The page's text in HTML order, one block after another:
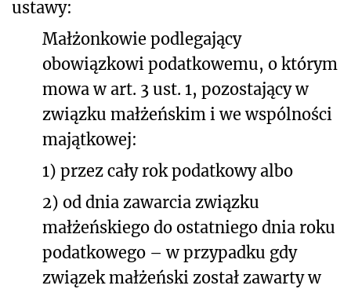
ustawy:
Małżonkowie podlegający
obowiązkowi podatkowemu, o którym
mowa w art. 3 ust. 1, pozostający w
związku małżeńskim i we wspólności
majątkowej:
1) przez cały rok podatkowy albo
2) od dnia zawarcia związku
małżeńskiego do ostatniego dnia roku
podatkowego – w przypadku gdy
związek małżeński został zawarty w